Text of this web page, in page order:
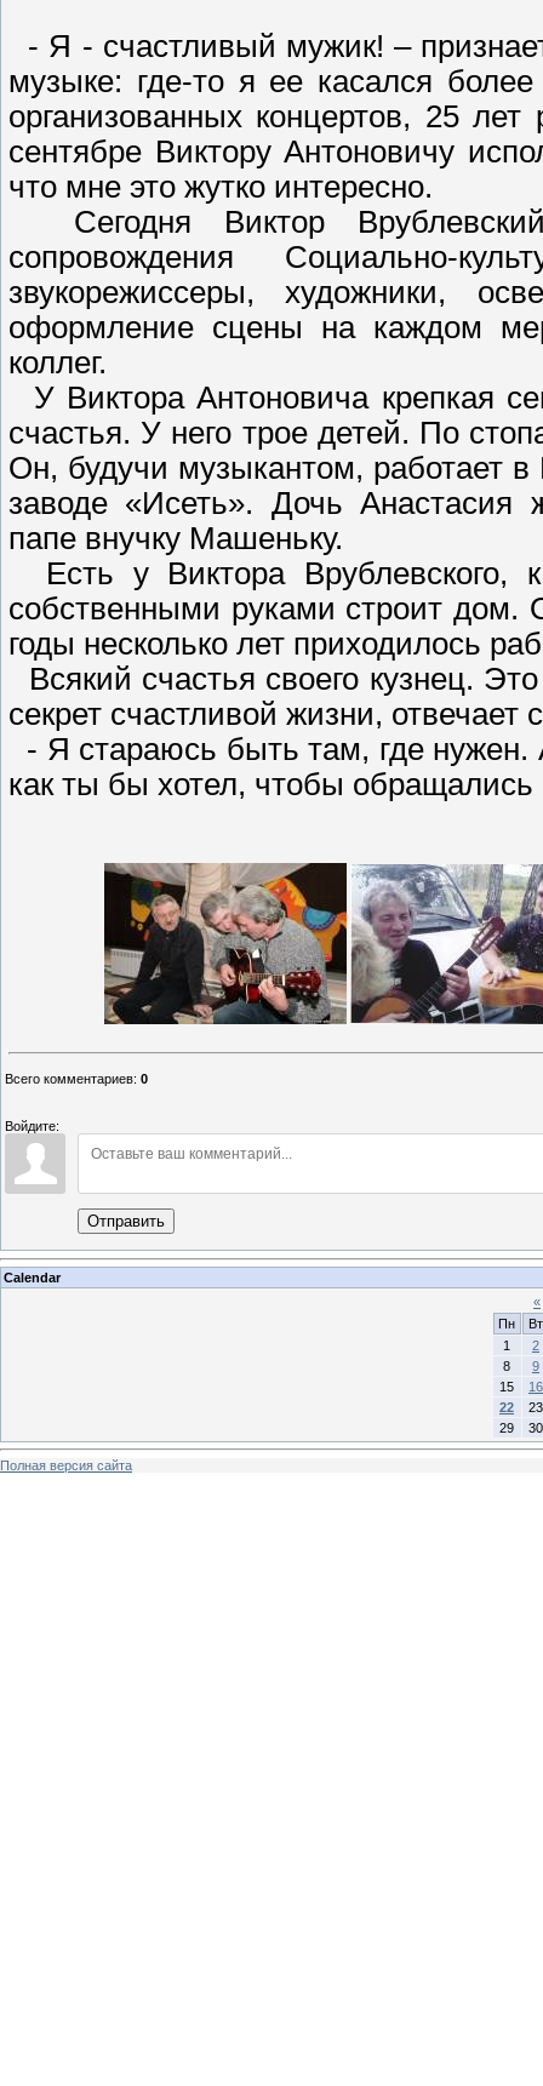
- Я - счастливый мужик! –
музыке: где-то я ее касался
организованных концертов, 25
сентябре Виктору Антоновичу
что мне это жутко интересно.
Сегодня Виктор
сопровождения Социально-
звукорежиссеры, художники,
оформление сцены на каждом
коллег.
У Виктора Антоновича крепкая
счастья. У него трое детей. По
Он, будучи музыкантом, работает
заводе «Исеть». Дочь Анастасия
папе внучку Машеньку.
Есть у Виктора Врублевского,
собственными руками строит дом.
годы несколько лет приходилось
Всякий счастья своего кузнец.
секрет счастливой жизни, отвечает
- Я стараюсь быть там, где
как ты бы хотел, чтобы обращались
Всего комментариев: 0
Войдите:
Отправить
Calendar
«
Пн
Вт
1
2
8
9
15
16
22
23
29
30
Полная версия сайта